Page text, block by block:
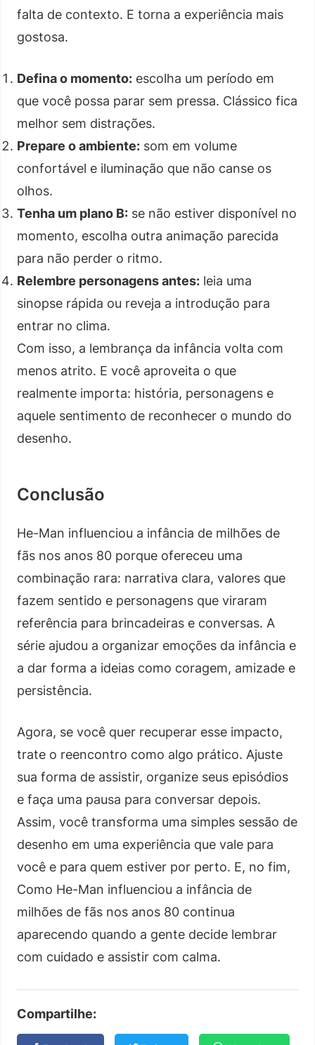
falta de contexto. E torna a experiência mais
gostosa.
Defina o momento: escolha um período em
que você possa parar sem pressa. Clássico fica
melhor sem distrações.
Prepare o ambiente: som em volume
confortável e iluminação que não canse os
olhos.
Tenha um plano B: se não estiver disponível no
momento, escolha outra animação parecida
para não perder o ritmo.
Relembre personagens antes: leia uma
sinopse rápida ou reveja a introdução para
entrar no clima.
Com isso, a lembrança da infância volta com
menos atrito. E você aproveita o que
realmente importa: história, personagens e
aquele sentimento de reconhecer o mundo do
desenho.
Conclusão
He-Man influenciou a infância de milhões de
fãs nos anos 80 porque ofereceu uma
combinação rara: narrativa clara, valores que
fazem sentido e personagens que viraram
referência para brincadeiras e conversas. A
série ajudou a organizar emoções da infância e
a dar forma a ideias como coragem, amizade e
persistência.
Agora, se você quer recuperar esse impacto,
trate o reencontro como algo prático. Ajuste
sua forma de assistir, organize seus episódios
e faça uma pausa para conversar depois.
Assim, você transforma uma simples sessão de
desenho em uma experiência que vale para
você e para quem estiver por perto. E, no fim,
Como He-Man influenciou a infância de
milhões de fãs nos anos 80 continua
aparecendo quando a gente decide lembrar
com cuidado e assistir com calma.
Compartilhe: